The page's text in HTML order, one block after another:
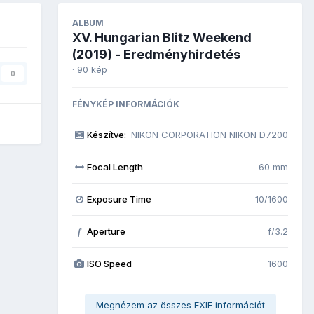
0
ALBUM
XV. Hungarian Blitz Weekend
(2019) - Eredményhirdetés
· 90 kép
FÉNYKÉP INFORMÁCIÓK
Készítve: NIKON CORPORATION NIKON D7200
Focal Length 60 mm
Exposure Time 10/1600
f Aperture f/3.2
ISO Speed 1600
Megnézem az összes EXIF információt